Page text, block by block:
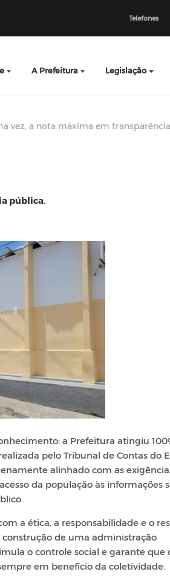
Telefones
A Prefeitura Legislação
vez, a nota máxima em
pública.
a Prefeitura atingiu
pelo Tribunal de Contas do
alinhado com as
da população às informações
a ética, a responsabilidade e o
de uma administração
o controle social e garante que
em benefício da coletividade.